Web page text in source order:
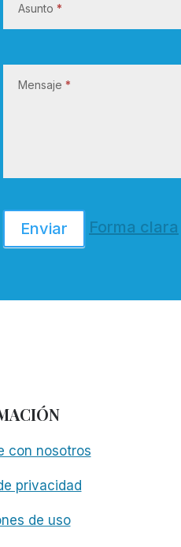
o
Asunto *
Mensaje *
Enviar Forma clara
con nosotros
privacidad
de uso